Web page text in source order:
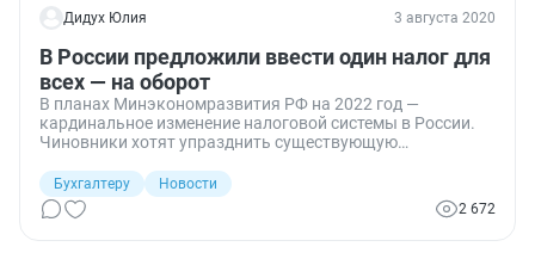
Дидух Юлия 3 августа 2020
В России предложили ввести один налог для
всех — на оборот
В планах Минэкономразвития РФ на 2022 год —
кардинальное изменение налоговой системы в России.
Чиновники хотят упразднить существующую
упразднить налог на прибыль, НДС и страховые взносы
и ввести вместо них единый для всех налог на оборот.
Бухгалтеру
Новости
2 672